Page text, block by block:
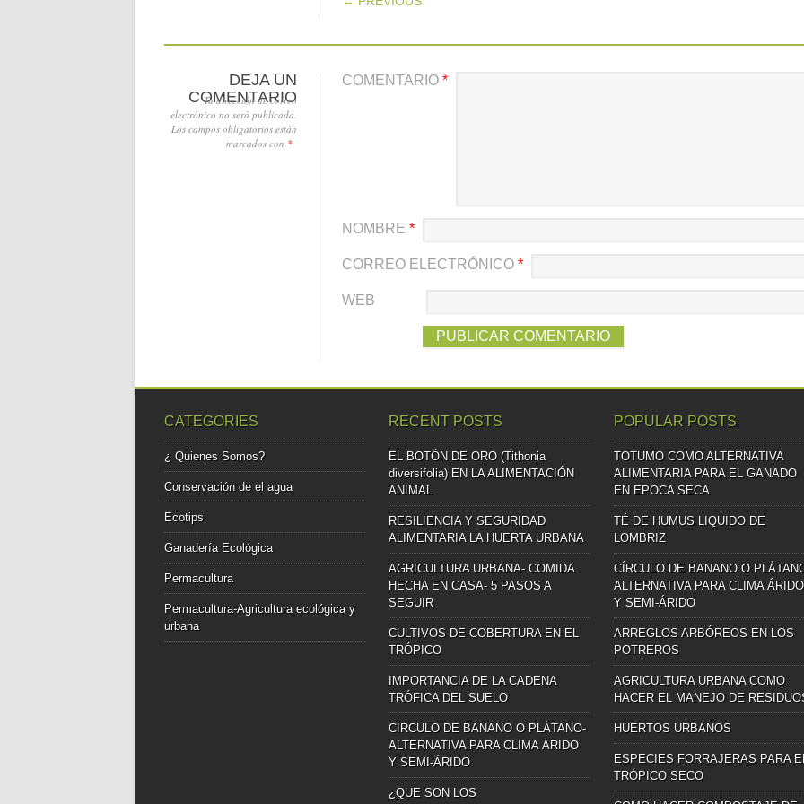
DEJA UN
COMENTARIO
Tu dirección de correo
electrónico no será publicada.
Los campos obligatorios están
marcados con *
COMENTARIO *
NOMBRE *
CORREO ELECTRÓNICO *
WEB
CATEGORIES
¿ Quienes Somos?
Conservación de el agua
Ecotips
Ganadería Ecológica
Permacultura
Permacultura-Agricultura ecológica y
urbana
RECENT POSTS
EL BOTÓN DE ORO (Tithonia
diversifolia) EN LA ALIMENTACIÓN
ANIMAL
RESILIENCIA Y SEGURIDAD
ALIMENTARIA LA HUERTA URBANA
AGRICULTURA URBANA- COMIDA
HECHA EN CASA- 5 PASOS A
SEGUIR
CULTIVOS DE COBERTURA EN EL
TRÓPICO
IMPORTANCIA DE LA CADENA
TRÓFICA DEL SUELO
CÍRCULO DE BANANO O PLÁTANO-
ALTERNATIVA PARA CLIMA ÁRIDO
Y SEMI-ÁRIDO
¿QUE SON LOS
POPULAR POSTS
TOTUMO COMO ALTERNATIVA
ALIMENTARIA PARA EL GANADO
EN EPOCA SECA
TÉ DE HUMUS LIQUIDO DE
LOMBRIZ
CÍRCULO DE BANANO O
ALTERNATIVA PARA CLIMA ÁRIDO
Y SEMI-ÁRIDO
ARREGLOS ARBÓREOS EN LOS
POTREROS
AGRICULTURA URBANA COMO
HACER EL MANEJO DE
HUERTOS URBANOS
ESPECIES FORRAJERAS PARA
TRÓPICO SECO